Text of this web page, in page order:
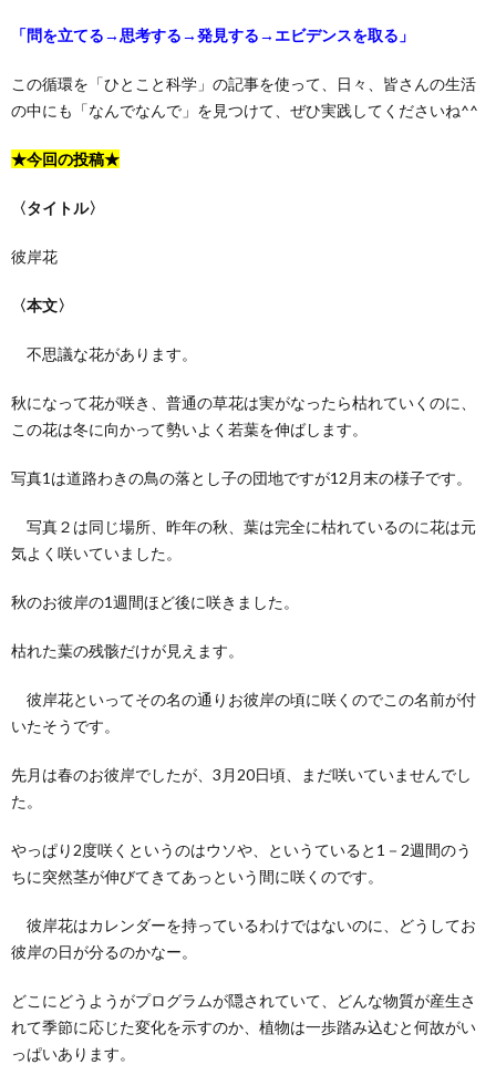
「問を立てる→思考する→発見する→エビデンスを取る」
この循環を「ひとこと科学」の記事を使って、日々、皆さんの生活
の中にも「なんでなんで」を見つけて、ぜひ実践してくださいね^^
★今回の投稿★
〈タイトル〉
彼岸花
〈本文〉
不思議な花があります。
秋になって花が咲き、普通の草花は実がなったら枯れていくのに、
この花は冬に向かって勢いよく若葉を伸ばします。
写真1は道路わきの鳥の落とし子の団地ですが12月末の様子です。
写真２は同じ場所、昨年の秋、葉は完全に枯れているのに花は元
気よく咲いていました。
秋のお彼岸の1週間ほど後に咲きました。
枯れた葉の残骸だけが見えます。
彼岸花といってその名の通りお彼岸の頃に咲くのでこの名前が付
いたそうです。
先月は春のお彼岸でしたが、3月20日頃、まだ咲いていませんでし
た。
やっぱり2度咲くというのはウソや、というていると1－2週間のう
ちに突然茎が伸びてきてあっという間に咲くのです。
彼岸花はカレンダーを持っているわけではないのに、どうしてお
彼岸の日が分るのかなー。
どこにどうようがプログラムが隠されていて、どんな物質が産生さ
れて季節に応じた変化を示すのか、植物は一歩踏み込むと何故がい
っぱいあります。